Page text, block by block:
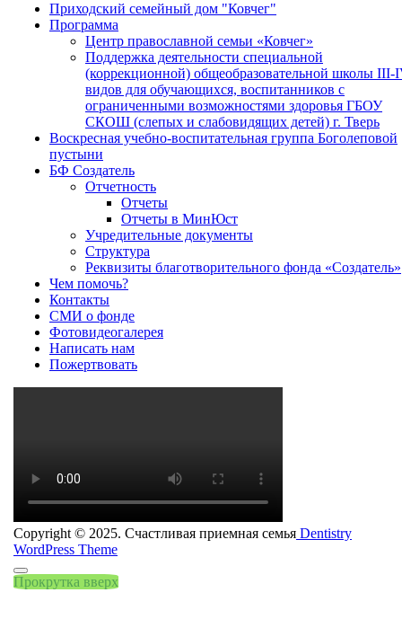
Приходский семейный дом "Ковчег"
Программа
Центр православной семьи «Ковчег»
Поддержка деятельности специальной
(коррекционной) общеобразовательной школы III-
видов для обучающихся, воспитанников с
ограниченными возможностями здоровья ГБОУ
СКОШ (слепых и слабовидящих детей) г. Тверь
Воскресная учебно-воспитательная группа Боголеповой
пустыни
БФ Создатель
Отчетность
Отчеты
Отчеты в МинЮст
Учредительные документы
Структура
Реквизиты благотворительного фонда «Создатель»
Чем помочь?
Контакты
СМИ о фонде
Фотовидеогалерея
Написать нам
Пожертвовать
Copyright © 2025. Счастливая приемная семья Dentistry
WordPress Theme
Прокрутка вверх